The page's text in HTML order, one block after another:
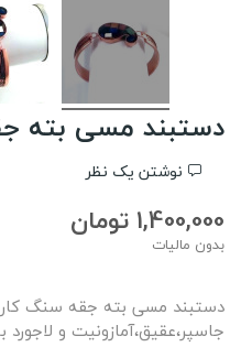
دستبند مسی بته
نوشتن یک نظر
1,400,000 تومان
بدون مالیات
دستبند مسی بته جقه سنگ
جاسپر،عقیق،آمازونیت و